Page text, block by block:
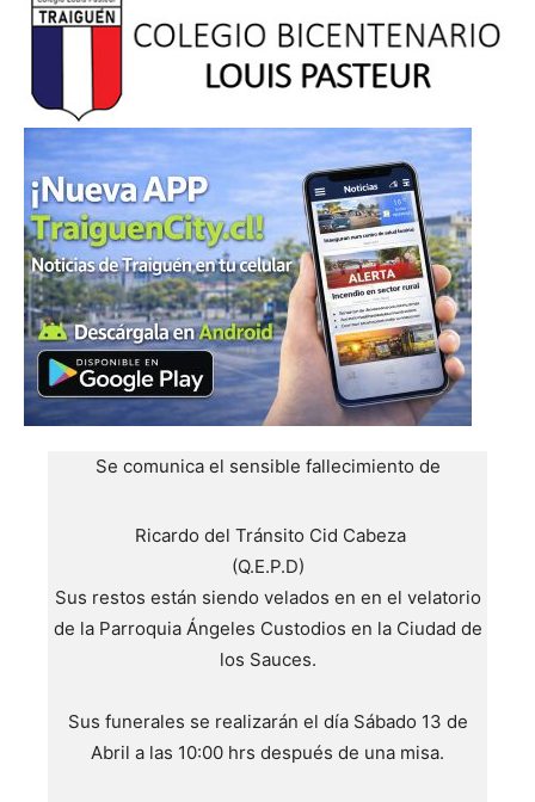
Se comunica el sensible fallecimiento de
Ricardo del Tránsito Cid Cabeza
(Q.E.P.D)
Sus restos están siendo velados en en el velatorio
de la Parroquia Ángeles Custodios en la Ciudad de
los Sauces.
Sus funerales se realizarán el día Sábado 13 de
Abril a las 10:00 hrs después de una misa.